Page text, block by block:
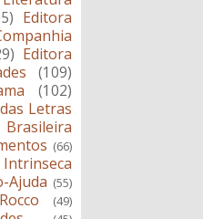
Editora
Editora
(109)
(102)
Letras
(66)
Ajuda (55)
(49)